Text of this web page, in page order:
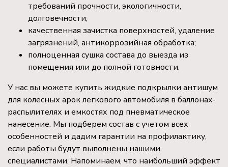
требований прочности, экологичности,
долговечности;
качественная зачистка поверхностей, удаление
загрязнений, антикоррозийная обработка;
полноценная сушка состава до выезда из
помещения или до полной готовности.
У нас вы можете купить жидкие подкрылки антишум
для колесных арок легкового автомобиля в баллонах-
распылителях и емкостях под пневматическое
нанесение. Мы подберем состав с учетом всех
особенностей и дадим гарантии на профилактику,
если работы будут выполнены нашими
специалистами. Напоминаем, что наибольший эффект